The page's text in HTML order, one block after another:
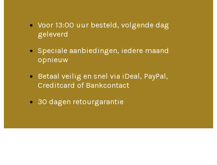
Voor 13:00 uur besteld, volgende dag
geleverd
Speciale aanbiedingen, iedere maand
opnieuw
Betaal veilig en snel via iDeal, PayPal,
Creditcard of Bankcontact
30 dagen retourgarantie